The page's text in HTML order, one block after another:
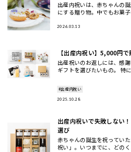
出産内祝いは、赤ちゃんの
にする贈り物。中でもお菓
まざまです。
2026.03.13
【出産内祝い】5,000円
出産祝いのお返しには、感
ギフトを選びたいもの。 特
#出産内祝い
2025.10.28
出産内祝いで失敗しない
選び
赤ちゃんの誕生を祝ってい
祝い」。いつまでに、どの